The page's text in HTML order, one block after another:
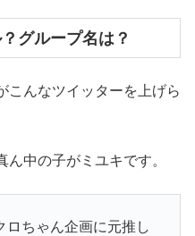
グループ名は？
こんなツイッターを上げら
中の子がミユキです。
ロちゃん企画に元推し